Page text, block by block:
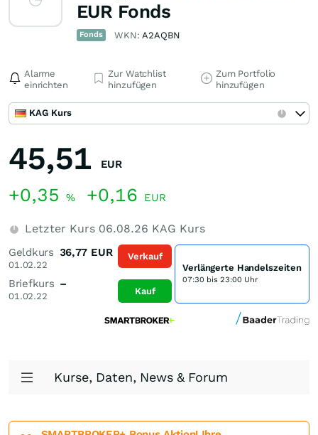
EUR Fonds
Fonds WKN:A2AQBN
Alarme
einrichten
Zur Watchlist
hinzufügen
Zum Portfolio
hinzufügen
KAG Kurs
45,51 EUR
+0,35 % +0,16 EUR
Letzter Kurs 06.08.26 KAG Kurs
Geldkurs
01.02.22
36,77 EUR
Briefkurs
01.02.22
–
Verkauf
Kauf
Verlängerte Handelszeiten
07:30 bis 23:00 Uhr
Kurse, Daten, News & Forum